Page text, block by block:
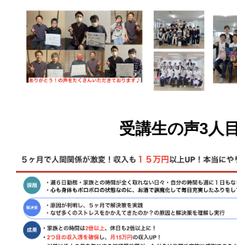
受講生の声3人目